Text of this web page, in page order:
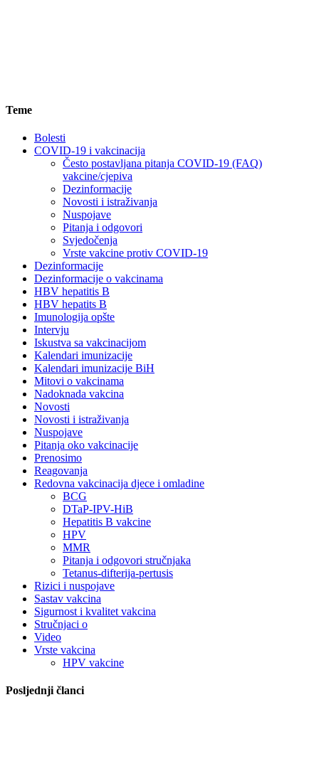
Teme
Bolesti
COVID-19 i vakcinacija
Često postavljana pitanja COVID-19 (FAQ)
vakcine/cjepiva
Dezinformacije
Novosti i istraživanja
Nuspojave
Pitanja i odgovori
Svjedočenja
Vrste vakcine protiv COVID-19
Dezinformacije
Dezinformacije o vakcinama
HBV hepatitis B
HBV hepatits B
Imunologija opšte
Intervju
Iskustva sa vakcinacijom
Kalendari imunizacije
Kalendari imunizacije BiH
Mitovi o vakcinama
Nadoknada vakcina
Novosti
Novosti i istraživanja
Nuspojave
Pitanja oko vakcinacije
Prenosimo
Reagovanja
Redovna vakcinacija djece i omladine
BCG
DTaP-IPV-HiB
Hepatitis B vakcine
HPV
MMR
Pitanja i odgovori stručnjaka
Tetanus-difterija-pertusis
Rizici i nuspojave
Sastav vakcina
Sigurnost i kvalitet vakcina
Stručnjaci o
Video
Vrste vakcina
HPV vakcine
Posljednji članci